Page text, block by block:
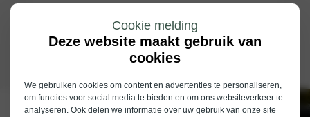
Cookie melding
Deze website maakt gebruik van
cookies
We gebruiken cookies om content en advertenties te personaliseren,
om functies voor social media te bieden en om ons websiteverkeer te
analyseren. Ook delen we informatie over uw gebruik van onze site
Schrijf je in voor de nieuwsbrief van